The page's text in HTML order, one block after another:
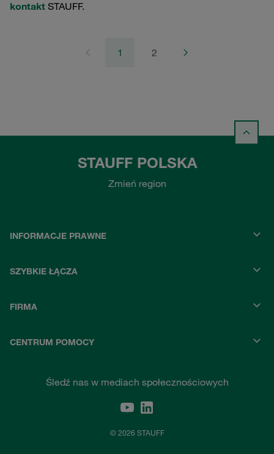
kontakt STAUFF.
1 2
STAUFF POLSKA
Zmień region
INFORMACJE PRAWNE
SZYBKIE ŁĄCZA
FIRMA
CENTRUM POMOCY
Śledź nas w mediach społecznościowych
© 2026 STAUFF